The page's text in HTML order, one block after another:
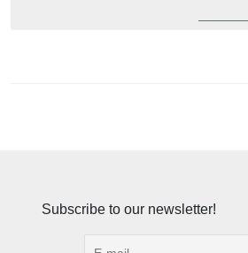
Subscribe to our newsletter!